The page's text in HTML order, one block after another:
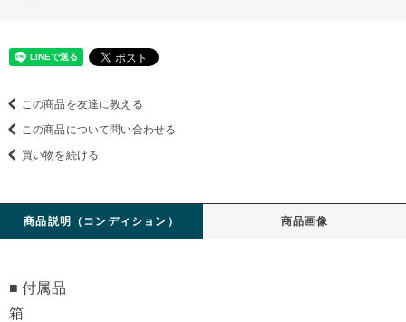
この商品を友達に教える
この商品について問い合わせる
買い物を続ける
商品説明（コンディション） 商品画像
■ 付属品
箱